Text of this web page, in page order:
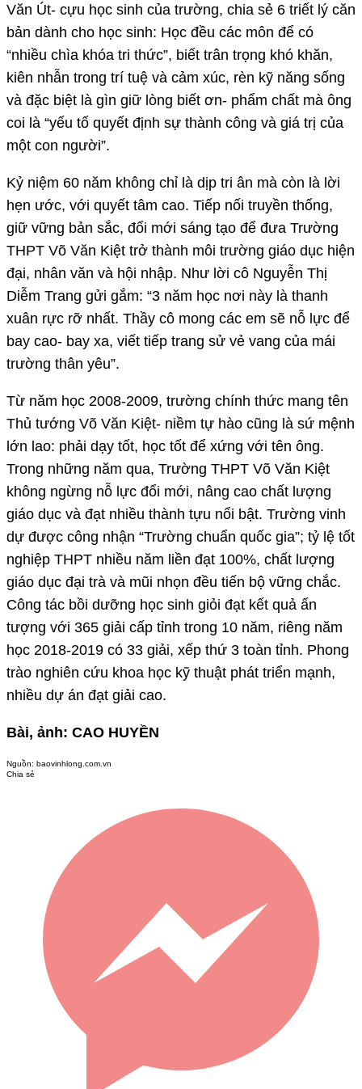
Văn Út- cựu học sinh của trường, chia sẻ 6 triết lý căn
bản dành cho học sinh: Học đều các môn để có
“nhiều chìa khóa tri thức”, biết trân trọng khó khăn,
kiên nhẫn trong trí tuệ và cảm xúc, rèn kỹ năng sống
và đặc biệt là gìn giữ lòng biết ơn- phẩm chất mà ông
coi là “yếu tố quyết định sự thành công và giá trị của
một con người”.
Kỷ niệm 60 năm không chỉ là dịp tri ân mà còn là lời
hẹn ước, với quyết tâm cao. Tiếp nối truyền thống,
giữ vững bản sắc, đổi mới sáng tạo để đưa Trường
THPT Võ Văn Kiệt trở thành môi trường giáo dục hiện
đại, nhân văn và hội nhập. Như lời cô Nguyễn Thị
Diễm Trang gửi gắm: “3 năm học nơi này là thanh
xuân rực rỡ nhất. Thầy cô mong các em sẽ nỗ lực để
bay cao- bay xa, viết tiếp trang sử vẻ vang của mái
trường thân yêu”.
Từ năm học 2008-2009, trường chính thức mang tên
Thủ tướng Võ Văn Kiệt- niềm tự hào cũng là sứ mệnh
lớn lao: phải dạy tốt, học tốt để xứng với tên ông.
Trong những năm qua, Trường THPT Võ Văn Kiệt
không ngừng nỗ lực đổi mới, nâng cao chất lượng
giáo dục và đạt nhiều thành tựu nổi bật. Trường vinh
dự được công nhận “Trường chuẩn quốc gia”; tỷ lệ tốt
nghiệp THPT nhiều năm liền đạt 100%, chất lượng
giáo dục đại trà và mũi nhọn đều tiến bộ vững chắc.
Công tác bồi dưỡng học sinh giỏi đạt kết quả ấn
tượng với 365 giải cấp tỉnh trong 10 năm, riêng năm
học 2018-2019 có 33 giải, xếp thứ 3 toàn tỉnh. Phong
trào nghiên cứu khoa học kỹ thuật phát triển mạnh,
nhiều dự án đạt giải cao.
Bài, ảnh: CAO HUYỀN
Nguồn: baovinhlong.com.vn
Chia sẻ